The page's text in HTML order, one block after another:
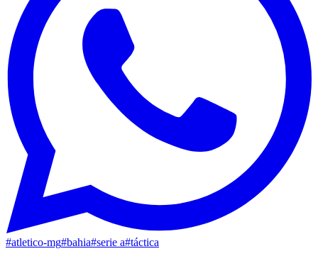
#atletico-mg#bahia#serie a#táctica